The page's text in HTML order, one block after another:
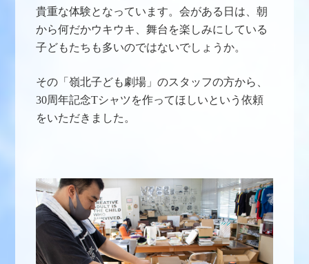
貴重な体験となっています。会がある日は、朝
から何だかウキウキ、舞台を楽しみにしている
子どもたちも多いのではないでしょうか。
その「嶺北子ども劇場」のスタッフの方から、
30周年記念Tシャツを作ってほしいという依頼
をいただきました。